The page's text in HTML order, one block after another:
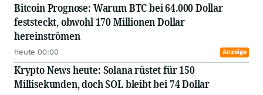
Bitcoin Prognose: Warum BTC bei 64.000 Dollar
feststeckt, obwohl 170 Millionen Dollar
hereinströmen
heute 00:00 Anzeige
Krypto News heute: Solana rüstet für 150
Millisekunden, doch SOL bleibt bei 74 Dollar